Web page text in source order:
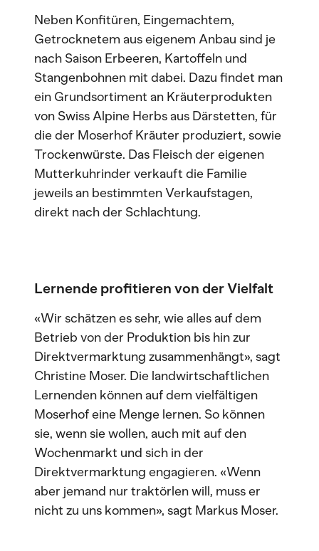
Neben Konfitüren, Eingemachtem,
Getrocknetem aus eigenem Anbau sind je
nach Saison Erbeeren, Kartoffeln und
Stangenbohnen mit dabei. Dazu findet man
ein Grundsortiment an Kräuterprodukten
von Swiss Alpine Herbs aus Därstetten, für
die der Moserhof Kräuter produziert, sowie
Trockenwürste. Das Fleisch der eigenen
Mutterkuhrinder verkauft die Familie
jeweils an bestimmten Verkaufstagen,
direkt nach der Schlachtung.
Lernende profitieren von der Vielfalt
«Wir schätzen es sehr, wie alles auf dem
Betrieb von der Produktion bis hin zur
Direktvermarktung zusammenhängt», sagt
Christine Moser. Die landwirtschaftlichen
Lernenden können auf dem vielfältigen
Moserhof eine Menge lernen. So können
sie, wenn sie wollen, auch mit auf den
Wochenmarkt und sich in der
Direktvermarktung engagieren. «Wenn
aber jemand nur traktörlen will, muss er
nicht zu uns kommen», sagt Markus Moser.